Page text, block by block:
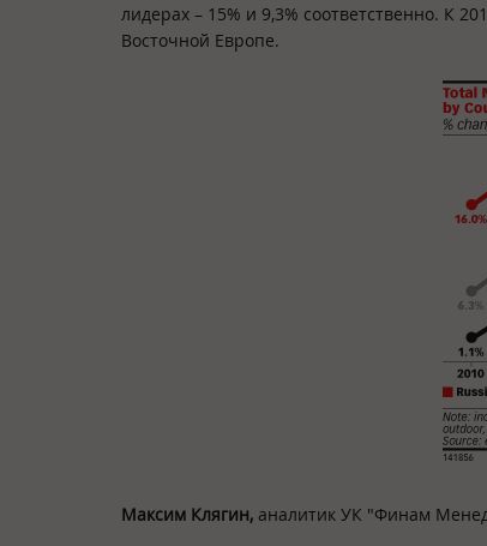
лидерах – 15% и 9,3% соответственно. К
Восточной Европе.
Максим Клягин, аналитик УК "Финам